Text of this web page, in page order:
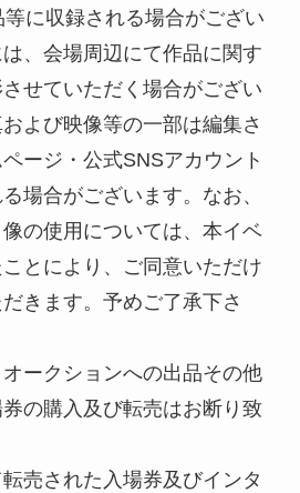
に収録される場合がござい
、会場周辺にて作品に関す
せていただく場合がござい
よび映像等の一部は編集さ
ージ・公式SNSアカウント
場合がございます。なお、
の使用については、本イベ
とにより、ご同意いただけ
きます。予めご了承下さ
ークションへの出品その他
の購入及び転売はお断り致
売された入場券及びインタ